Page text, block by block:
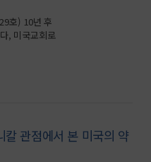
호) 10년 후
, 미국교회로
칼 관점에서 본 미국의 약